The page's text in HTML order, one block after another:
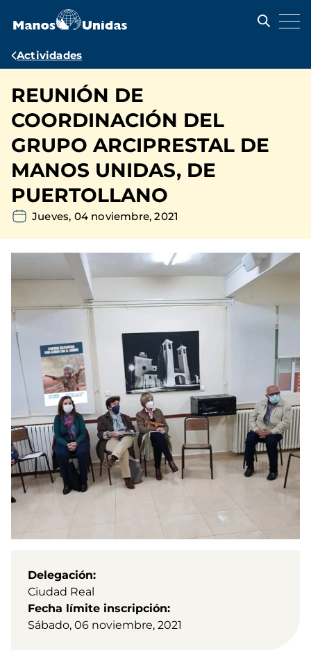
contenido
Ruta
navegación
Actividades
REUNIÓN DE
COORDINACIÓN DEL
GRUPO ARCIPRESTAL DE
MANOS UNIDAS, DE
PUERTOLLANO
Jueves, 04 noviembre, 2021
Delegación
Ciudad Real
Fecha límite inscripción
Sábado, 06 noviembre, 2021